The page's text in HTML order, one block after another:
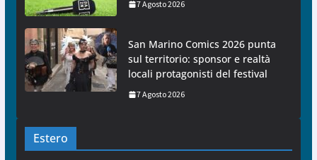
7 Agosto 2026
San Marino Comics 2026 punta
sul territorio: sponsor e realtà
locali protagonisti del festival
7 Agosto 2026
Estero